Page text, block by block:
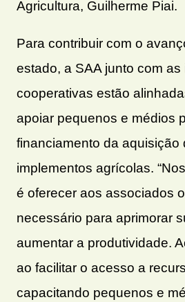
Agricultura, Guilherme Piai.
Para contribuir com o
estado, a SAA junto com as
cooperativas estão
apoiar pequenos e médios
financiamento da aquisição
implementos agrícolas.
é oferecer aos associados
necessário para aprimorar
aumentar a produtividade.
ao facilitar o acesso a
capacitando pequenos e